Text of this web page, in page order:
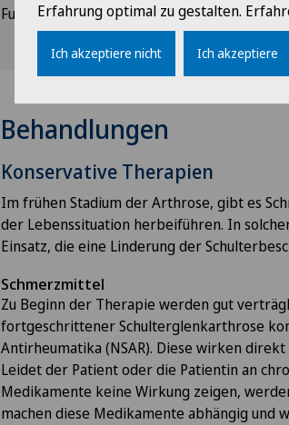
Funktionsprüfung der
Behandlungen
Konservative Therapien
Im frühen Stadium der Arthrose, gibt es
der Lebenssituation herbeiführen. In
Einsatz, die eine Linderung der
Schmerzmittel
Zu Beginn der Therapie werden gut
fortgeschrittener Schulterglenkarthrose
Antirheumatika (NSAR). Diese wirken
Leidet der Patient oder die Patientin an
Medikamente keine Wirkung zeigen,
machen diese Medikamente abhängig und
Erfahrung optimal zu gestalten.
Ich akzeptiere nicht Ich akzeptiere